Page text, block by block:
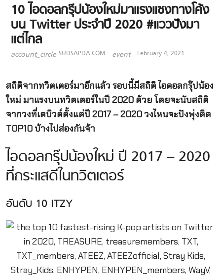
10 ไอดอลกรุ๊ปน้องใหม่มาแรงแซงทางโค้ง
บน Twitter ประจำปี 2020 #แววปังมา
แต่ไกล
account_circle SUDSAPDA.COM event February 4, 2021
สถิติจากทวิตเตอร์มาอีกแล้ว รอบนี้มีสถิติ ไอดอลกรุ๊ปน้อง
ใหม่ มาแรงบนทวิตเตอร์ในปี 2020 ด้วย โดยจะนับสถิติ
จากวงที่เดบิวต์ตั้งแต่ปี 2017 – 2020 วงไหนจะปังพุ่งติด
TOP10 บ้างไปส่องกันจ้า
ไอดอลกรุ๊ปน้องใหม่ ปี 2017 – 2020
ที่กระแสดีในทวิตเตอร์
อันดับ 10 ITZY